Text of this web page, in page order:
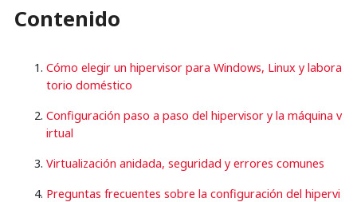
Contenido
Cómo elegir un hipervisor para Windows, Linux y labora
torio doméstico
Configuración paso a paso del hipervisor y la máquina v
irtual
Virtualización anidada, seguridad y errores comunes
Preguntas frecuentes sobre la configuración del hipervi